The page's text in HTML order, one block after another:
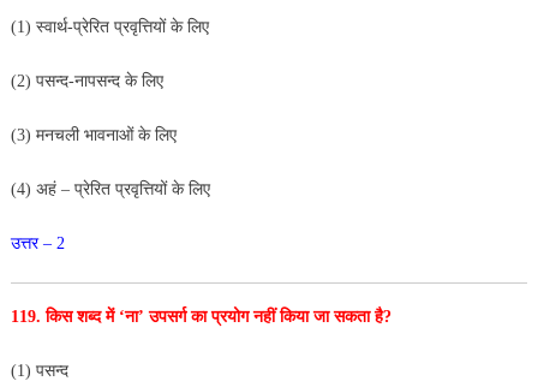
(1) स्वार्थ-प्रेरित प्रवृत्तियों के लिए
(2) पसन्द-नापसन्द के लिए
(3) मनचली भावनाओं के लिए
(4) अहं – प्रेरित प्रवृत्तियों के लिए
उत्तर – 2
119. किस शब्द में ‘ना’ उपसर्ग का प्रयोग नहीं किया जा सकता है?
(1) पसन्द